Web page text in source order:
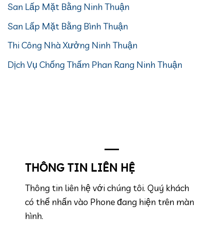
San Lấp Mặt Bằng Ninh Thuận
San Lấp Mặt Bằng Bình Thuận
Thi Công Nhà Xưởng Ninh Thuận
Dịch Vụ Chống Thấm Phan Rang Ninh Thuận
THÔNG TIN LIÊN HỆ
Thông tin liên hệ với chúng tôi. Quý khách
có thể nhấn vào Phone đang hiện trên màn
hình.